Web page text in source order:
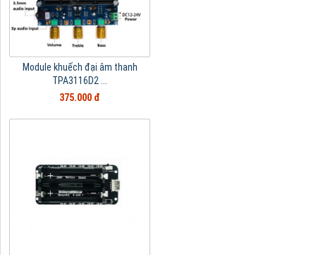
Module khuếch đại âm thanh
TPA3116D2 ...
375.000 đ